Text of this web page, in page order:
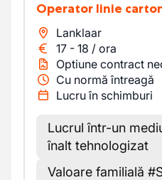
Operator linie
Lanklaar
17 - 18 / ora
Optiune contract
Cu normă întreagă
Lucru în schimburi
Lucrul într-un
înalt tehnologizat
Valoare familială